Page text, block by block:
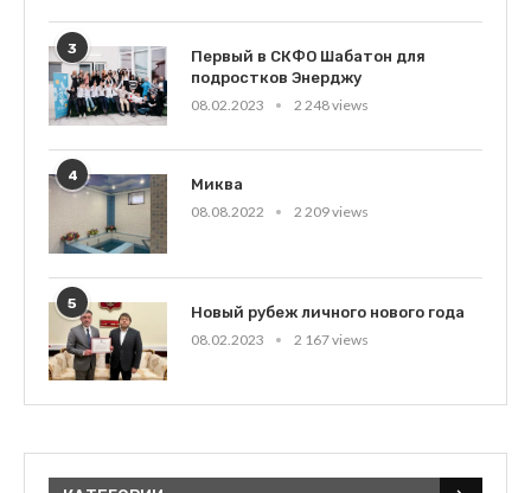
3
Первый в СКФО Шабатон для
подростков Энерджу
08.02.2023
2 248 views
4
Миква
08.08.2022
2 209 views
5
Новый рубеж личного нового года
08.02.2023
2 167 views